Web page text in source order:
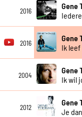
2016
Gene
2016
Gene
Ik leef
2004
Gene
Ik wil
2012
Gene
Je